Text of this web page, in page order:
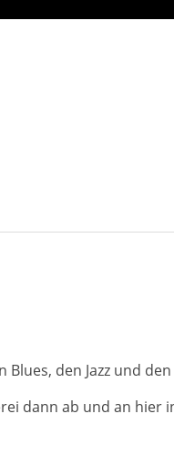
den Jazz und
dann ab und an hier